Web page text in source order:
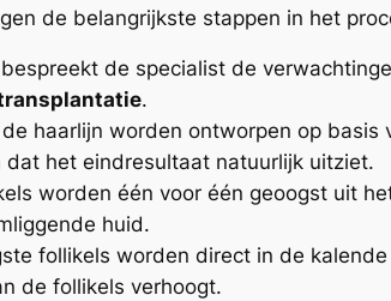
de belangrijkste stappen in het
de specialist de
.
haarlijn worden ontworpen op
het eindresultaat natuurlijk uitziet.
worden één voor één geoogst uit
huid.
follikels worden direct in de
de follikels verhoogt.